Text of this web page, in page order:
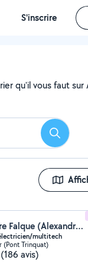
S'inscrire
qu'il vous faut sur
Alexandre Falque (Alexandre Falque)
multitech
(Pont Trinquat)
(186 avis)